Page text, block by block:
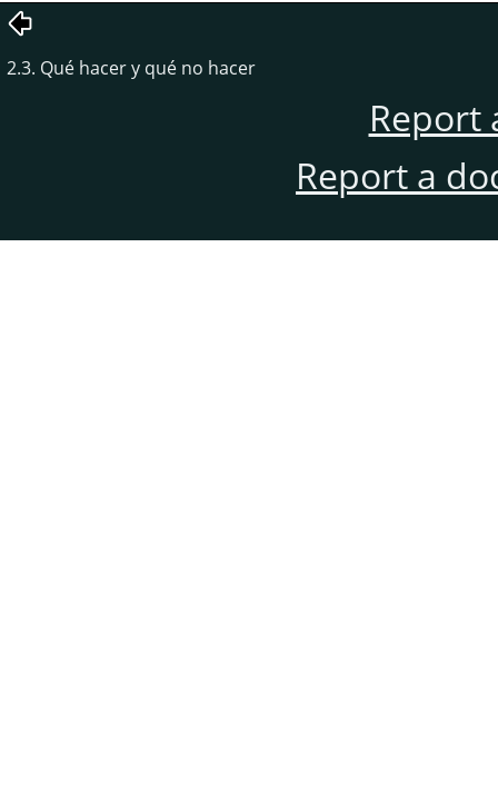
2.3. Qué hacer y qué no hacer
Report
Report a